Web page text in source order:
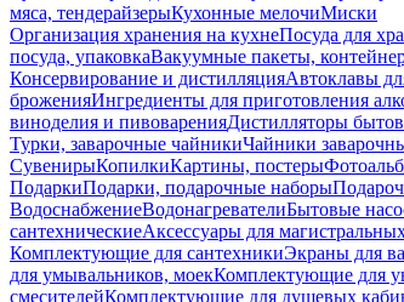
мяса, тендерайзерыКухонные мелочиМиски
Организация хранения на кухнеПосуда для
посуда, упаковкаВакуумные пакеты,
Консервирование и дистилляцияАвтоклавы
броженияИнгредиенты для приготовления
виноделия и пивоваренияДистилляторы
Турки, заварочные чайникиЧайники
СувенирыКопилкиКартины, постеры
ПодаркиПодарки, подарочные наборы
ВодоснабжениеВодонагревателиБытовые
сантехническиеАксессуары для
Комплектующие для сантехникиЭкраны для
для умывальников, моекКомплектующие для
смесителейКомплектующие для душевых